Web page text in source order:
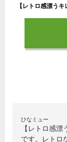
ひなミュー
【レトロ感
です。レトロ